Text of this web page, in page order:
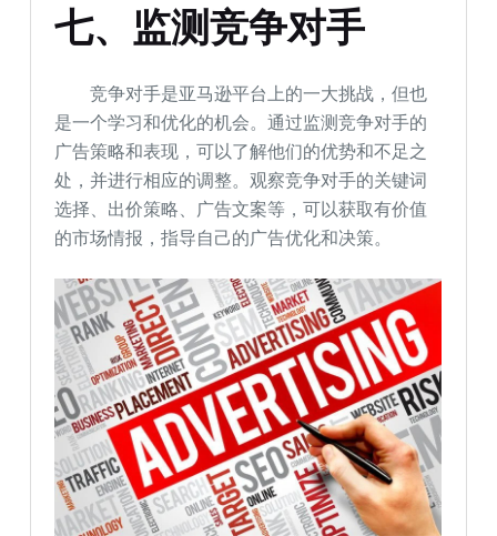
七、监测竞争对手
竞争对手是亚马逊平台上的一大挑战，但也
是一个学习和优化的机会。通过监测竞争对手的
广告策略和表现，可以了解他们的优势和不足之
处，并进行相应的调整。观察竞争对手的关键词
选择、出价策略、广告文案等，可以获取有价值
的市场情报，指导自己的广告优化和决策。